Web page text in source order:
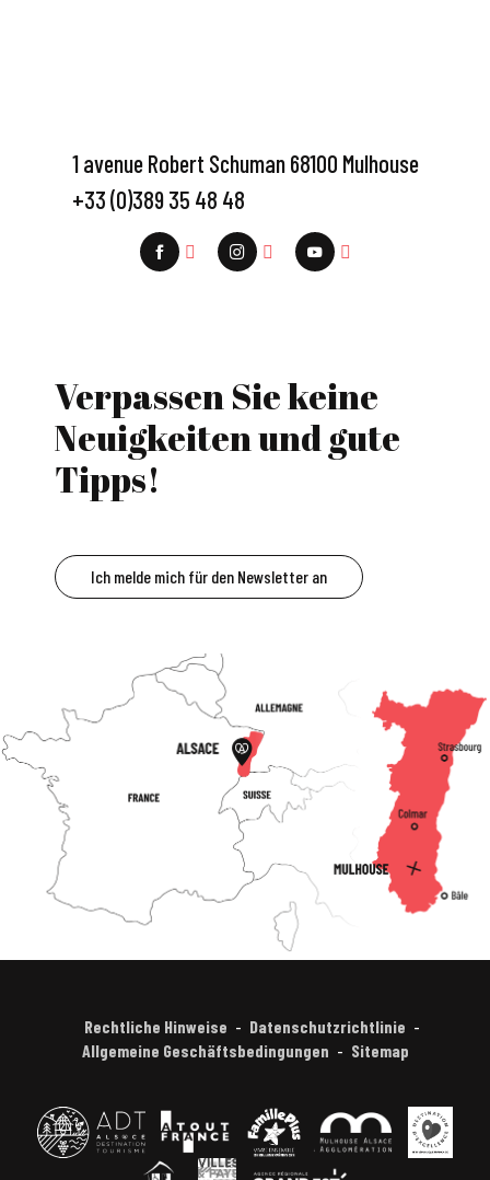
1 avenue Robert Schuman 68100 Mulhouse
+33 (0)389 35 48 48
Verpassen Sie keine
Neuigkeiten und gute
Tipps!
Ich melde mich für den Newsletter an
Rechtliche Hinweise
Datenschutzrichtlinie
Allgemeine Geschäftsbedingungen
Sitemap